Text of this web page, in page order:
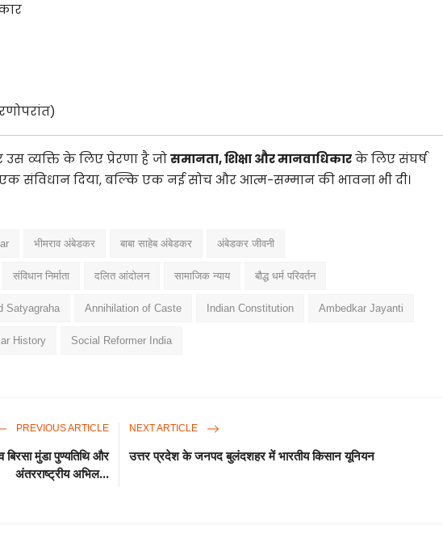
व्यक्ति के लिए प्रेरणा है जोसमानता, शिक्षा और मानवाधिकारके लिए संघर्ष
संविधान दिया, बल्कि एक नई सोच और आत्म-सम्मान की भावना भी दी।
भीमराव अंबेडकर बाबा साहेब अंबेडकर अंबेडकर जीवनी
संविधान निर्माता दलित आंदोलन सामाजिक न्याय बौद्ध धर्म परिवर्तन
Satyagraha Annihilation of Caste Indian Constitution Ambedkar Jayanti
History Social Reformer India
PREVIOUS ARTICLE
मुंडा पुण्यतिथि और
अंतरराष्ट्रीय अभिल...
NEXT ARTICLE
उत्तर प्रदेश के जनपद बुलंदशहर में भारतीय किसान यूनियन